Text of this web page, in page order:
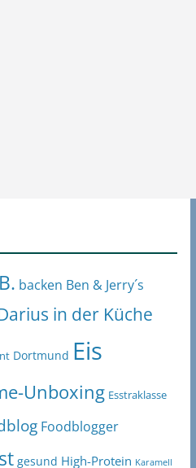
backen Ben & Jerry´s
in der Küche
Dortmund Eis
Unboxing Esstraklasse
Foodblogger
gesund High-Protein Karamell